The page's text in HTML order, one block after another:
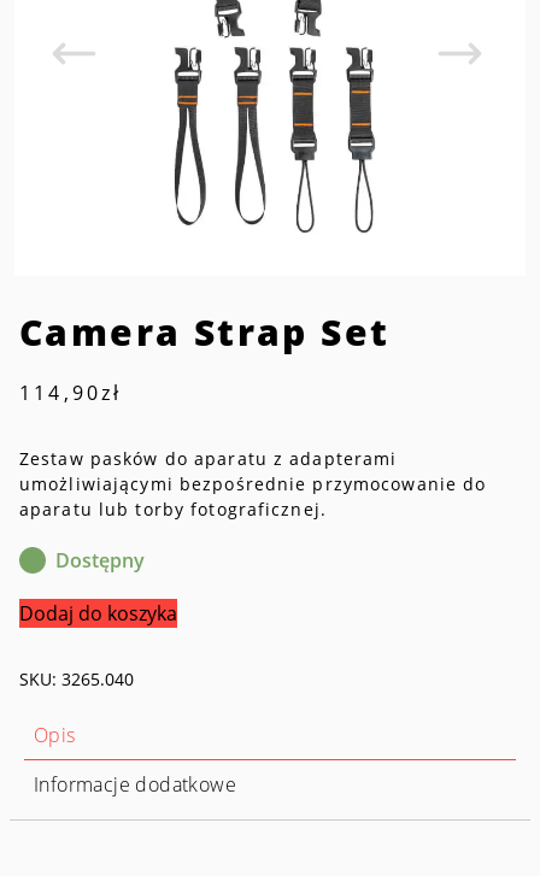
Camera Strap Set
114,90zł
Zestaw pasków do aparatu z adapterami
umożliwiającymi bezpośrednie przymocowanie do
aparatu lub torby fotograficznej.
Dostępny
ilość
Camera
Set
Dodaj do koszyka
SKU: 3265.040
Opis
Informacje dodatkowe